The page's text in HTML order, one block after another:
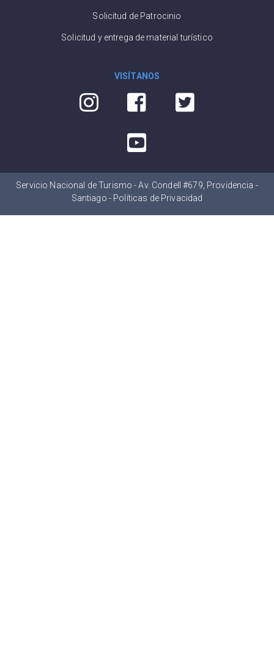
Solicitud de Patrocinio
Solicitud y entrega de material turístico
VISÍTANOS
Servicio Nacional de Turismo - Av. Condell #679, Providencia -
Santiago - Políticas de Privacidad